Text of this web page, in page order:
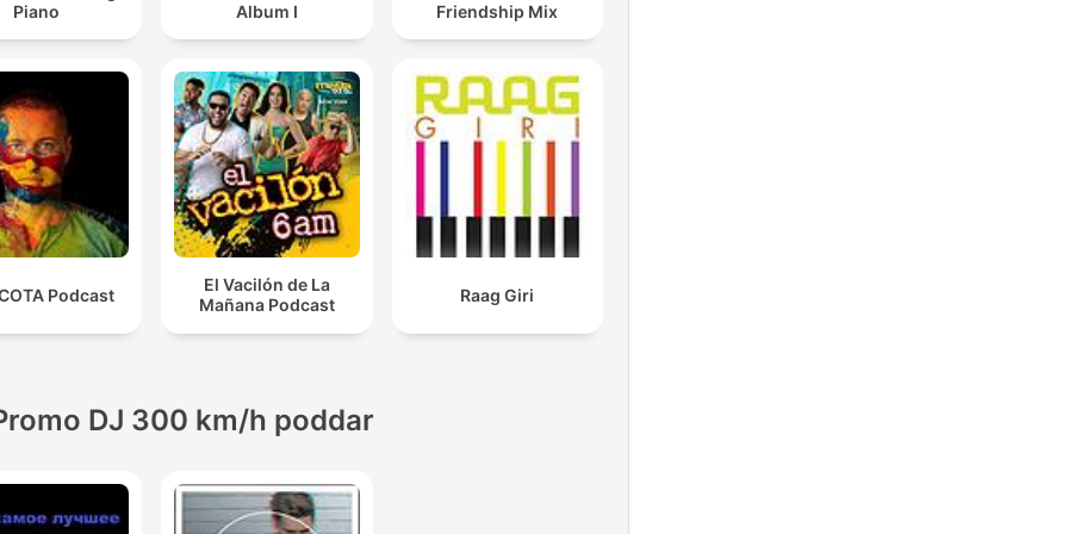
Piano
Album I
Friendship Mix
Podcast
El Vacilón de La
Mañana Podcast
Raag Giri
DJ 300 km/h poddar